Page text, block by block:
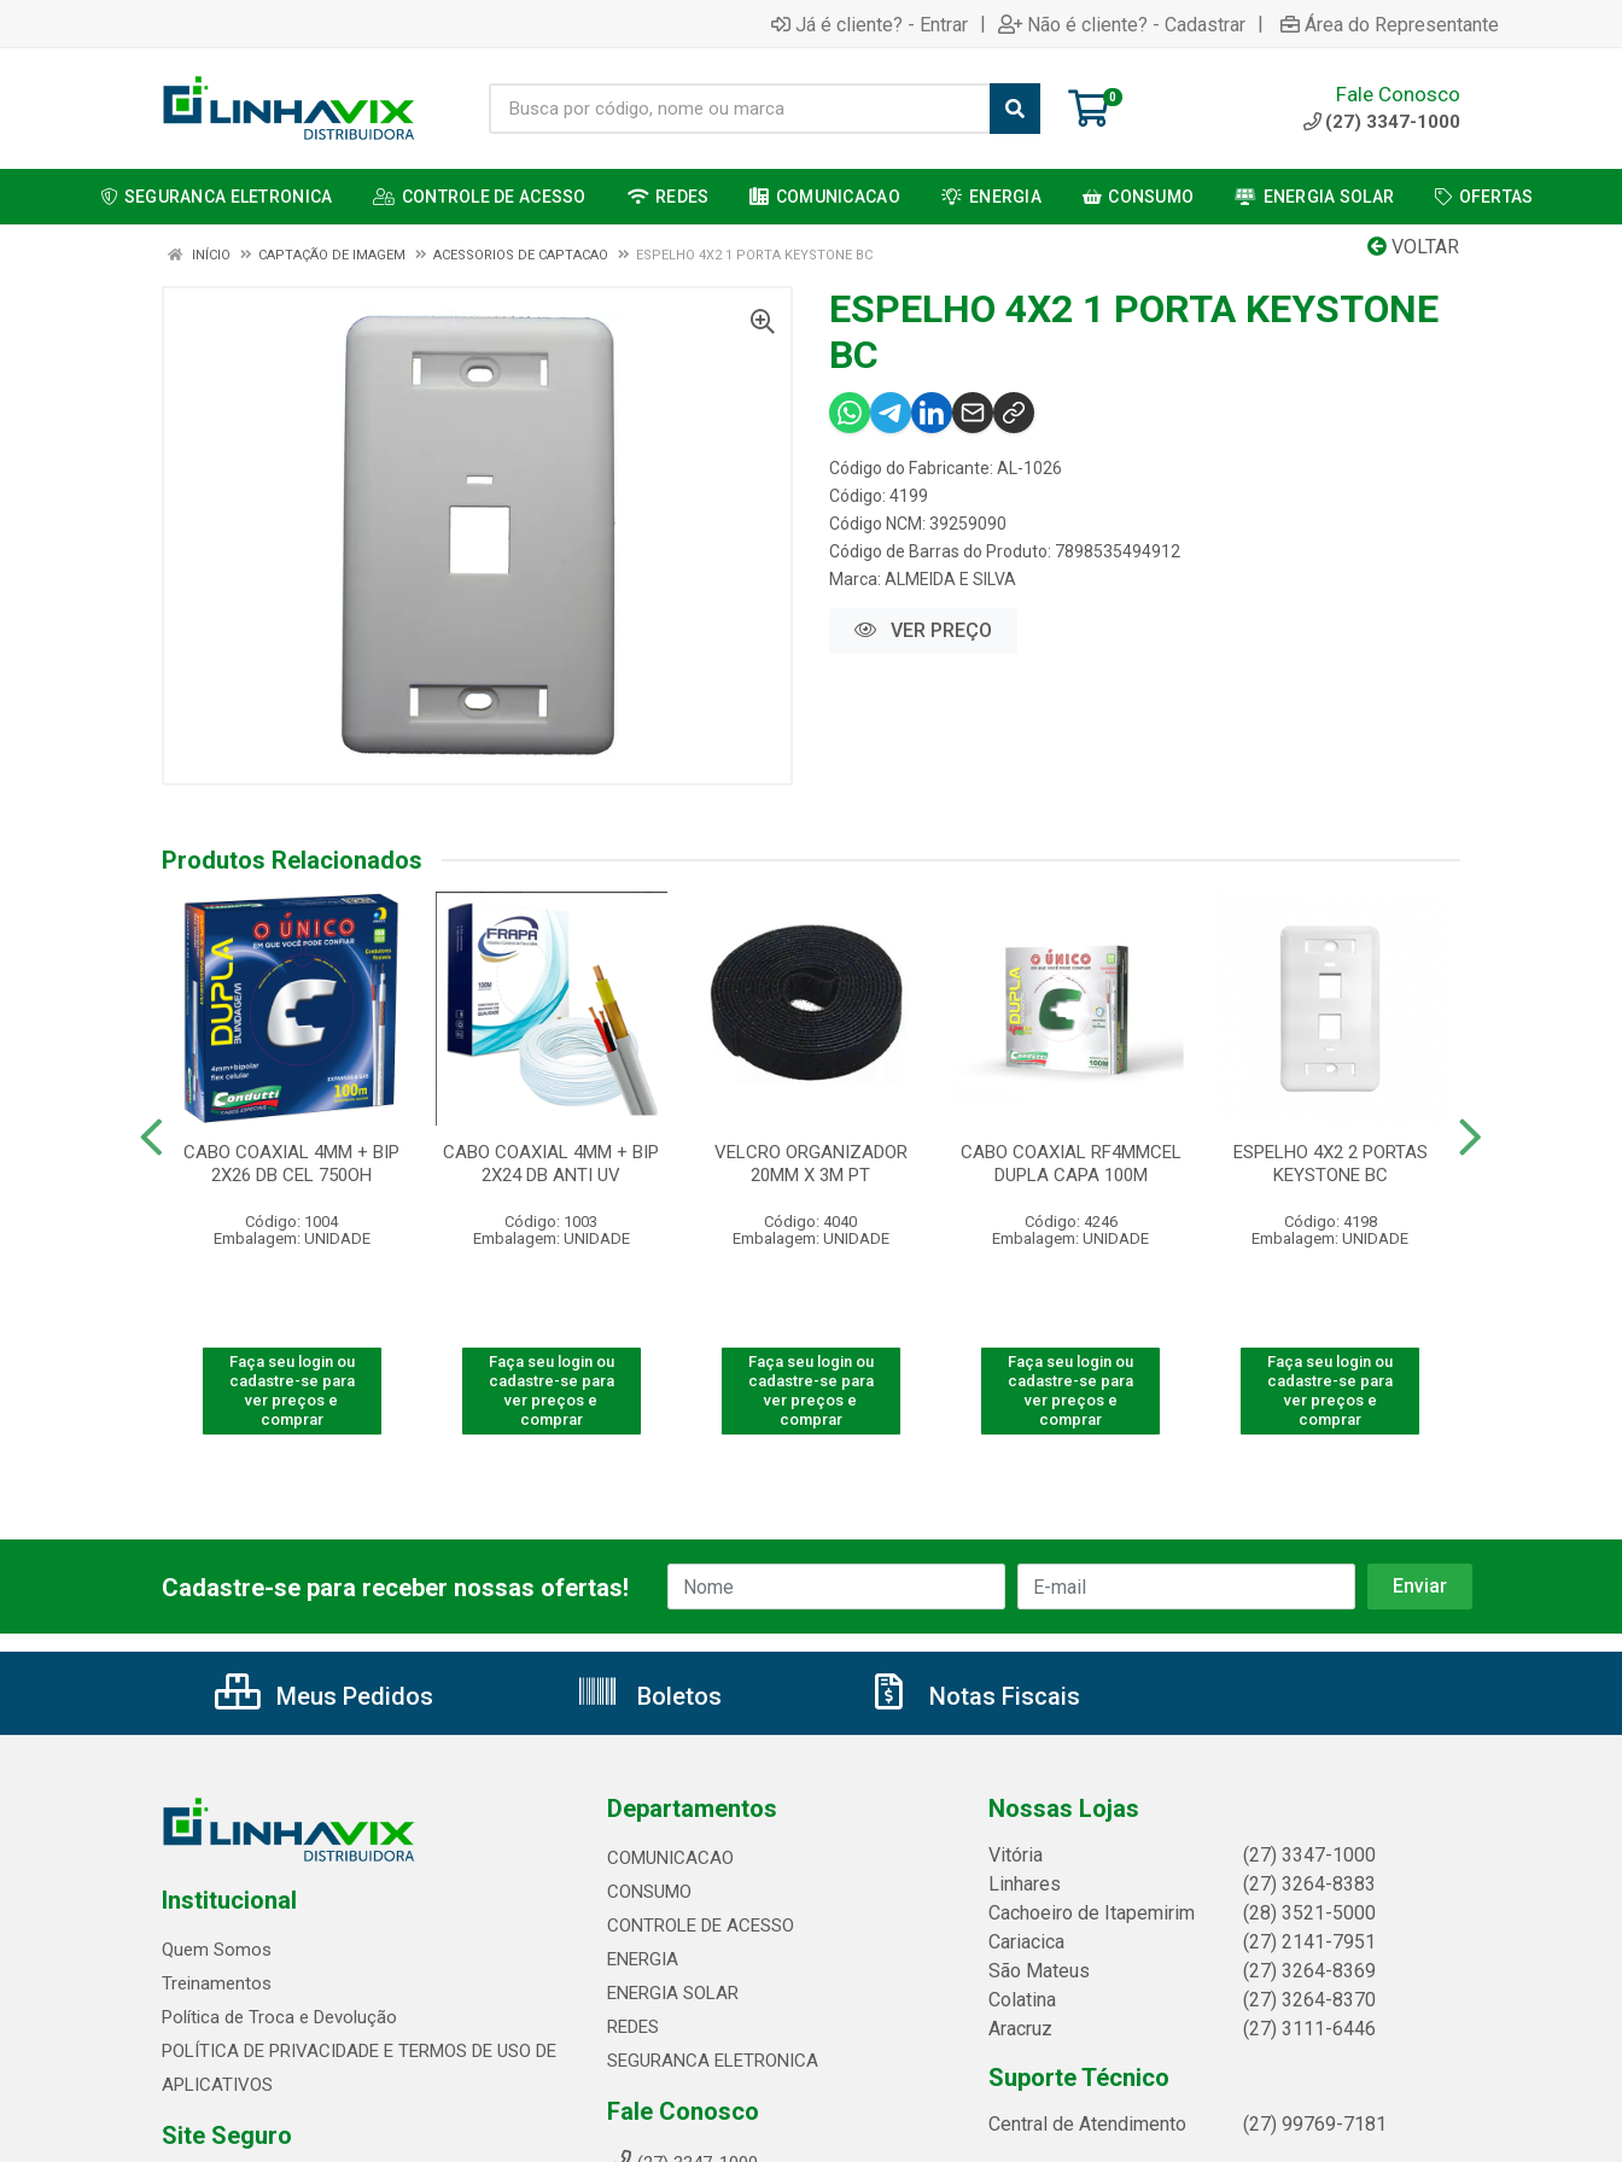
Já é cliente? - Entrar | Não é cliente? - Cadastrar | Área do Representante
0 Fale Conosco
(27) 3347-1000
SEGURANCA ELETRONICA CONTROLE DE ACESSO REDES COMUNICACAO ENERGIA CONSUMO ENERGIA SOLAR OFERTAS
VOLTAR
INÍCIO CAPTAÇÃO DE IMAGEM ACESSORIOS DE CAPTACAO ESPELHO 4X2 1 PORTA KEYSTONE BC
ESPELHO 4X2 1 PORTA KEYSTONE
BC
Código do Fabricante: AL-1026
Código: 4199
Código NCM: 39259090
Código de Barras do Produto: 7898535494912
Marca: ALMEIDA E SILVA
VER PREÇO
Produtos Relacionados
CABO COAXIAL 4MM + BIP
2X26 DB CEL 750OH
Código: 1004
Embalagem: UNIDADE
Faça seu login ou
cadastre-se para
ver preços e
comprar
CABO COAXIAL 4MM + BIP
2X24 DB ANTI UV
Código: 1003
Embalagem: UNIDADE
Faça seu login ou
cadastre-se para
ver preços e
comprar
VELCRO ORGANIZADOR
20MM X 3M PT
Código: 4040
Embalagem: UNIDADE
Faça seu login ou
cadastre-se para
ver preços e
comprar
CABO COAXIAL RF4MMCEL
DUPLA CAPA 100M
Código: 4246
Embalagem: UNIDADE
Faça seu login ou
cadastre-se para
ver preços e
comprar
ESPELHO 4X2 2 PORTAS
KEYSTONE BC
Código: 4198
Embalagem: UNIDADE
Faça seu login ou
cadastre-se para
ver preços e
comprar
Cadastre-se para receber nossas ofertas!
Meus Pedidos Boletos Notas Fiscais
Institucional
Quem Somos
Treinamentos
Política de Troca e Devolução
POLÍTICA DE PRIVACIDADE E TERMOS DE USO DE
APLICATIVOS
Site Seguro
Departamentos
COMUNICACAO
CONSUMO
CONTROLE DE ACESSO
ENERGIA
ENERGIA SOLAR
REDES
SEGURANCA ELETRONICA
Fale Conosco
Nossas Lojas
Vitória
(27) 3347-1000
Linhares
(27) 3264-8383
Cachoeiro de Itapemirim
(28) 3521-5000
Cariacica
(27) 2141-7951
São Mateus
(27) 3264-8369
Colatina
(27) 3264-8370
Aracruz
(27) 3111-6446
Suporte Técnico
Central de Atendimento (27) 99769-7181